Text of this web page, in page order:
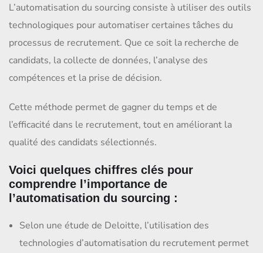
L’automatisation du sourcing consiste à utiliser des outils
technologiques pour automatiser certaines tâches du
processus de recrutement. Que ce soit la recherche de
candidats, la collecte de données, l’analyse des
compétences et la prise de décision.
Cette méthode permet de gagner du temps et de
l’efficacité dans le recrutement, tout en améliorant la
qualité des candidats sélectionnés.
Voici quelques chiffres clés pour
comprendre l’importance de
l’automatisation du sourcing :
Selon une étude de Deloitte, l’utilisation des
technologies d’automatisation du recrutement permet